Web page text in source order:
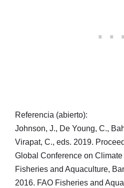
Referencia (abierto):
Johnson, J., De Young, C.,
Virapat, C., eds. 2019.
Global Conference on
Fisheries and Aquaculture,
2016. FAO Fisheries and